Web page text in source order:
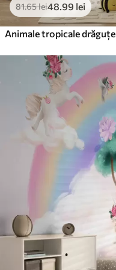
81.65lei48.99 lei
Animale tropicale drăguțe